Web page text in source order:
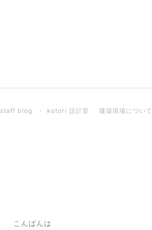
staff blog › kotori 設計室 建築現場について
こんばんは